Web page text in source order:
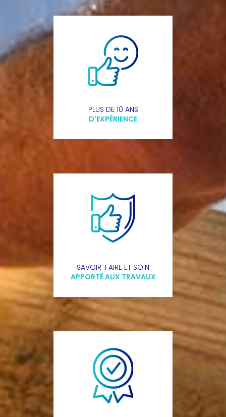
PLUS DE 10 ANS
D'EXPÉRIENCE
SAVOIR-FAIRE ET SOIN
APPORTÉ AUX TRAVAUX